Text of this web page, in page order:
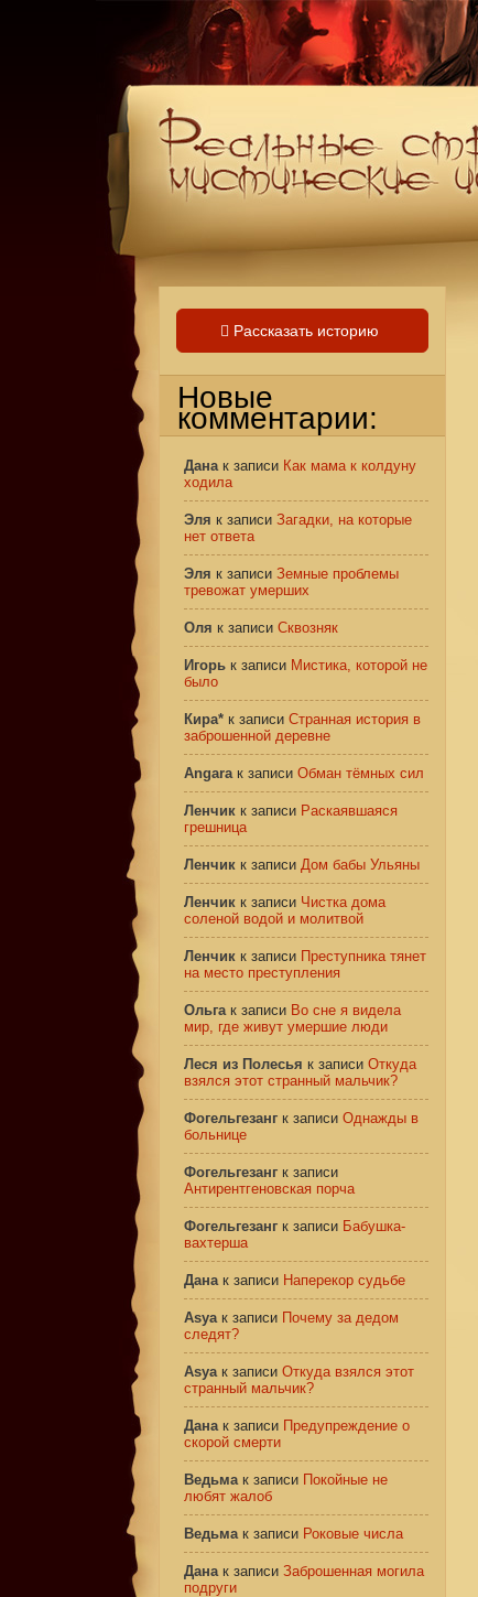
Рассказать историю
Новые
комментарии:
Данак записи Как мама к колдуну
ходила
Эля к записи Загадки, на которые
нет ответа
Эля к записи Земные проблемы
тревожат умерших
Оля к записи Сквозняк
Игорь к записи Мистика, которой не
было
Кира* к записи Странная история в
заброшенной деревне
Angaraк записи Обман тёмных сил
Ленчик к записи Раскаявшаяся
грешница
Ленчик к записи Дом бабы Ульяны
Ленчик к записи Чистка дома
соленой водой и молитвой
Ленчик к записи Преступника тянет
на место преступления
Ольгак записи Во сне я видела
мир, где живут умершие люди
Леся из Полесья к записи Откуда
взялся этот странный мальчик?
Фогельгезанг к записи Однажды в
больнице
Фогельгезанг к записи
Антирентгеновская порча
Фогельгезанг к записи Бабушка-
вахтерша
Данак записи Наперекор судьбе
Asyaк записи Почему за дедом
следят?
Asyaк записи Откуда взялся этот
странный мальчик?
Данак записи Предупреждение о
скорой смерти
Ведьмак записи Покойные не
любят жалоб
Ведьмак записи Роковые числа
Данак записи Заброшенная могила
подруги